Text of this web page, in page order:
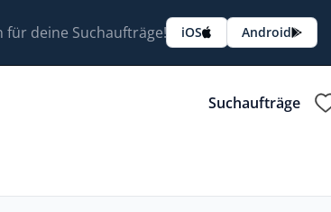
deine Suchaufträge! iOS Android
Suchaufträge